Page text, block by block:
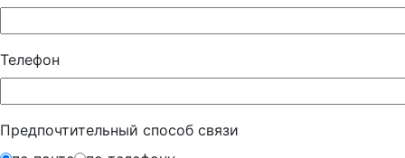
Телефон
Предпочтительный способ связи